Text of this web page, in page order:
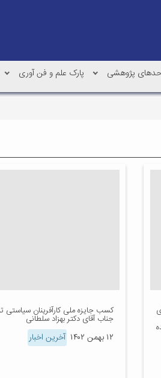
پژوهشی پارک علم و فن آوری
کسب جایزه ملی کارآفرینان سیاستی
جناب آقای دکتر بهزاد سلطانی
۱۲ بهمن ۱۴۰۲ آخرین اخبار